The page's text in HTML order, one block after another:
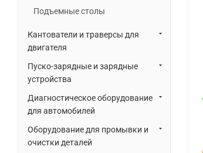
Подъемные столы
Кантователи и траверсы для
двигателя
Пуско-зарядные и зарядные
устройства
Диагностическое оборудование
для автомобилей
Оборудование для промывки и
очистки деталей